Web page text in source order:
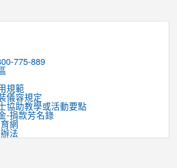
775-889
規範
儀容規定
協助教學或活動要點
-捐款芳名錄
網
法